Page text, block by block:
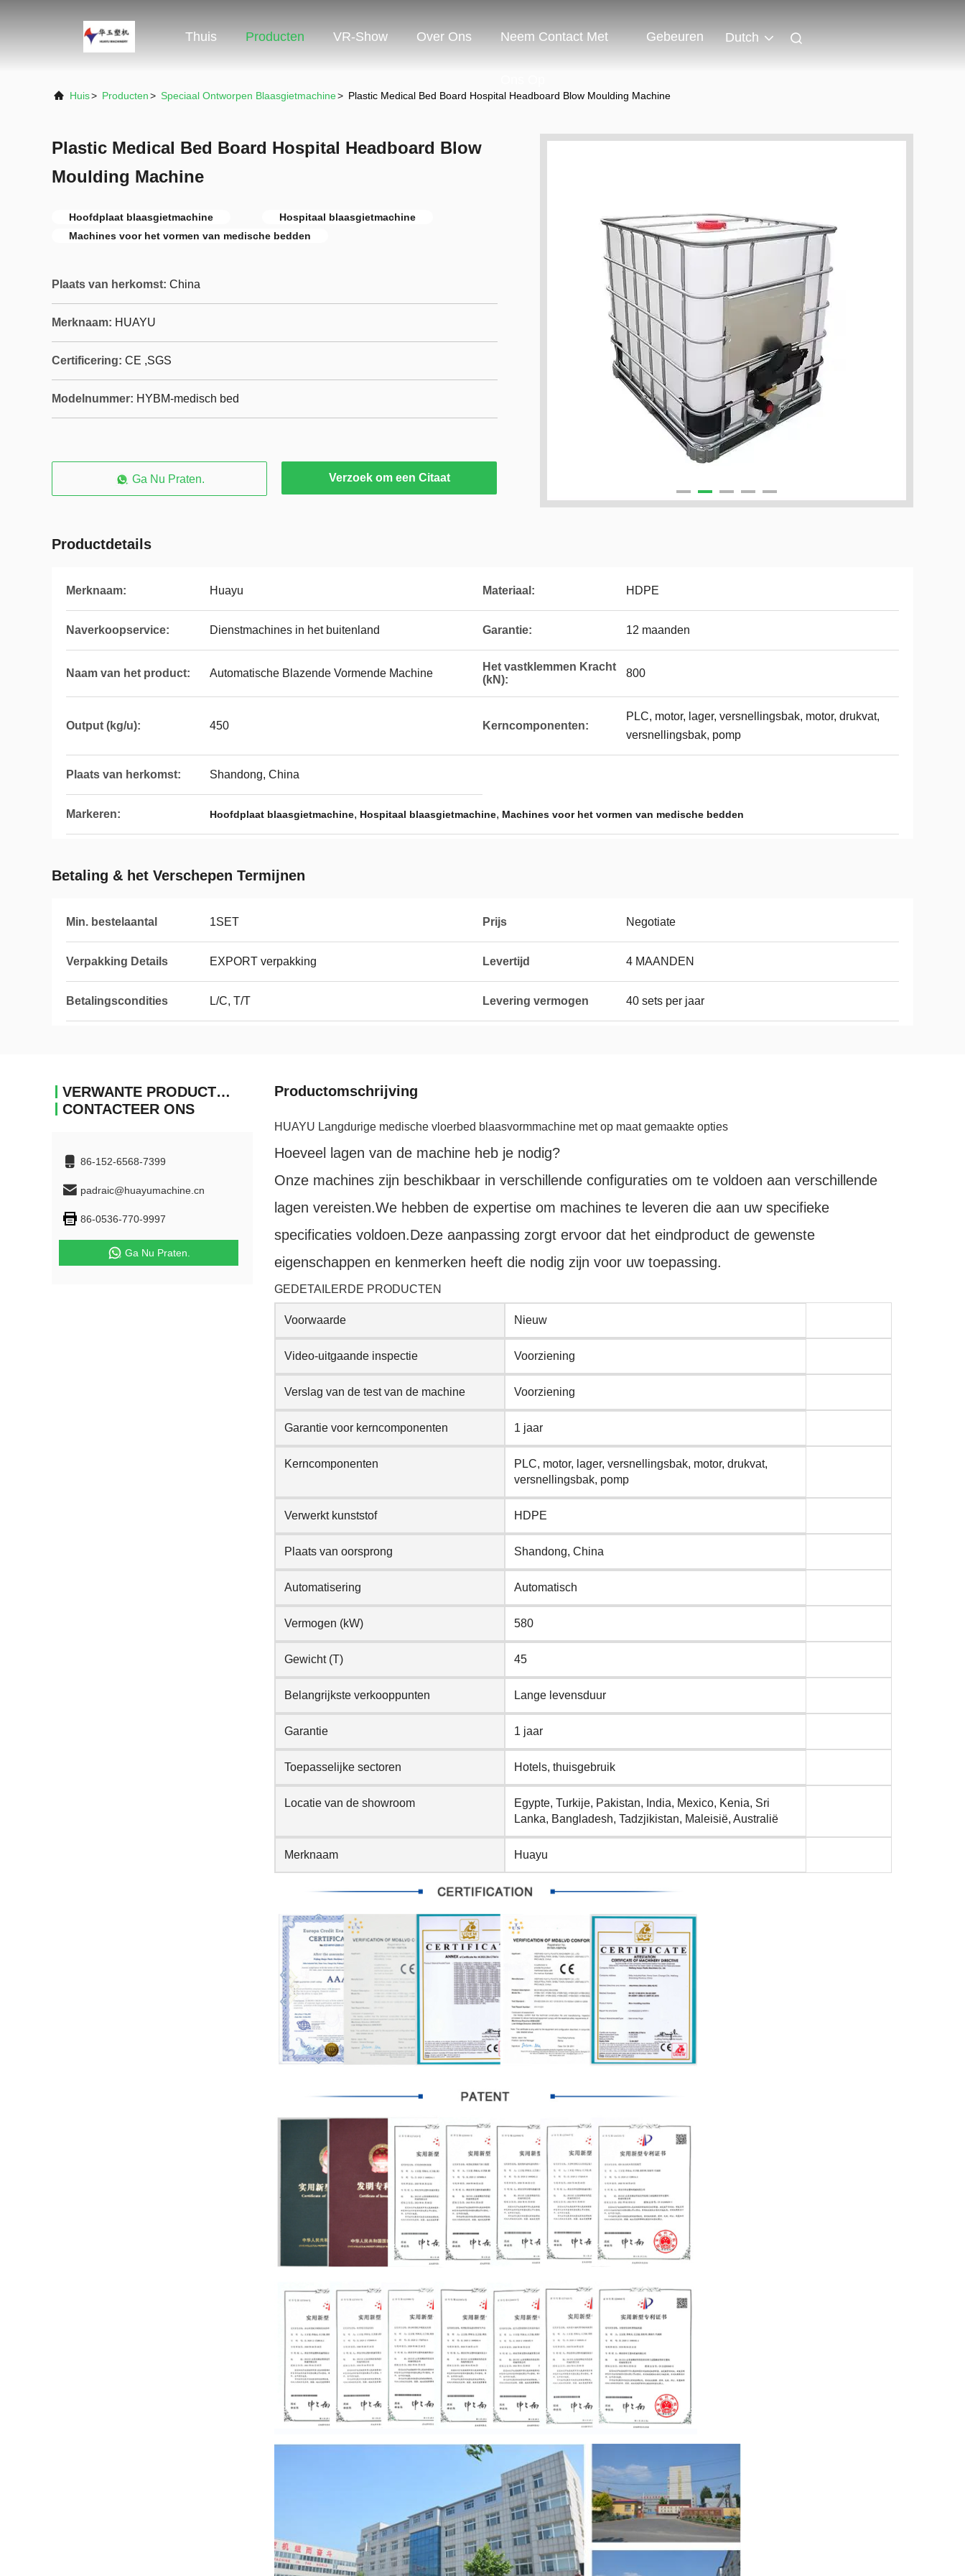
Thuis Producten VR-Show Over Ons Neem Contact Met Gebeuren Dutch
Huis> Producten> Speciaal Ontworpen Blaasgietmachine> Plastic Medical Bed Board Hospital Headboard Blow Moulding Machine
Plastic Medical Bed Board Hospital Headboard Blow
Moulding Machine
Hoofdplaat blaasgietmachine
Hospitaal blaasgietmachine
Machines voor het vormen van medische bedden
Plaats van herkomst: China
Merknaam: HUAYU
Certificering: CE ,SGS
Modelnummer: HYBM-medisch bed
Ga Nu Praten. Verzoek om een Citaat
Productdetails
Merknaam: Huayu Materiaal: HDPE
Naverkoopservice: Dienstmachines in het buitenland Garantie: 12 maanden
Naam van het product: Automatische Blazende Vormende Machine
Het vastklemmen Kracht
(kN):
800
Output (kg/u): 450 Kerncomponenten:
PLC, motor, lager, versnellingsbak, motor, drukvat,
versnellingsbak, pomp
Plaats van herkomst: Shandong, China
Markeren: Hoofdplaat blaasgietmachine, Hospitaal blaasgietmachine, Machines voor het vormen van medische bedden
Betaling & het Verschepen Termijnen
Min. bestelaantal 1SET Prijs Negotiate
Verpakking Details EXPORT verpakking Levertijd 4 MAANDEN
Betalingscondities L/C, T/T Levering vermogen 40 sets per jaar
VERWANTE PRODUCTEN
CONTACTEER ONS
86-152-6568-7399
padraic@huayumachine.cn
86-0536-770-9997
Ga Nu Praten.
Productomschrijving
HUAYU Langdurige medische vloerbed blaasvormmachine met op maat gemaakte opties
Hoeveel lagen van de machine heb je nodig?
Onze machines zijn beschikbaar in verschillende configuraties om te voldoen aan verschillende
lagen vereisten.We hebben de expertise om machines te leveren die aan uw specifieke
specificaties voldoen.Deze aanpassing zorgt ervoor dat het eindproduct de gewenste
eigenschappen en kenmerken heeft die nodig zijn voor uw toepassing.
GEDETAILERDE PRODUCTEN
Voorwaarde Nieuw
Video-uitgaande inspectie Voorziening
Verslag van de test van de machine Voorziening
Garantie voor kerncomponenten 1 jaar
Kerncomponenten
PLC, motor, lager, versnellingsbak, motor, drukvat,
versnellingsbak, pomp
Verwerkt kunststof HDPE
Plaats van oorsprong Shandong, China
Automatisering Automatisch
Vermogen (kW) 580
Gewicht (T) 45
Belangrijkste verkooppunten Lange levensduur
Garantie 1 jaar
Toepasselijke sectoren Hotels, thuisgebruik
Locatie van de showroom
Egypte, Turkije, Pakistan, India, Mexico, Kenia, Sri
Lanka, Bangladesh, Tadzjikistan, Maleisië, Australië
Merknaam Huayu